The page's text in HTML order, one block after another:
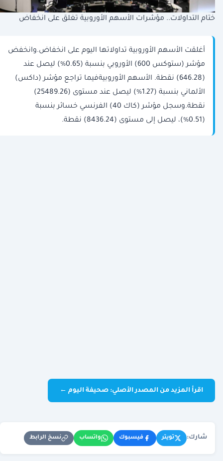
ختام التداولات.. مؤشرات الأسهم الأوروبية تغلق على انخفاض
أغلقت الأسهم الأوروبية تداولاتها اليوم على انخفاض.وانخفض
مؤشر (ستوكس 600) الأوروبي بنسبة (0.65%) ليصل عند
(646.28) نقطة. الأسهم الأوروبيةفيما تراجع مؤشر (داكس)
الألماني بنسبة (1.27%) ليصل عند مستوى (25489.26)
نقطة.وسجل مؤشر (كاك 40) الفرنسي خسائر بنسبة
(0.51%)، ليصل إلى مستوى (8436.24) نقطة.
اقرأ المزيد من المصدر الأصلي: صحيفة اليوم ←
شارك: تويتر فيسبوك واتساب نسخ الرابط